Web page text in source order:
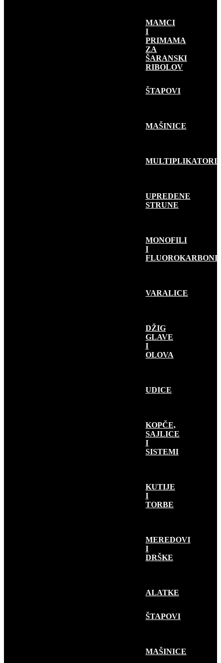
MAMCI
I
PRIMAMA
ZA
ŠARANSKI
RIBOLOV
GRABLJIVICA
ŠTAPOVI
MAŠINICE
MULTIPLIKATORI
UPREDENE
STRUNE
MONOFILI
I
FLUOROKARBONI
VARALICE
DŽIG
GLAVE
I
OLOVA
UDICE
KOPČE,
SAJLICE
I
SISTEMI
KUTIJE
I
TORBE
MEREDOVI
I
DRŠKE
ALATKE
ŠTAPOVI
MAŠINICE